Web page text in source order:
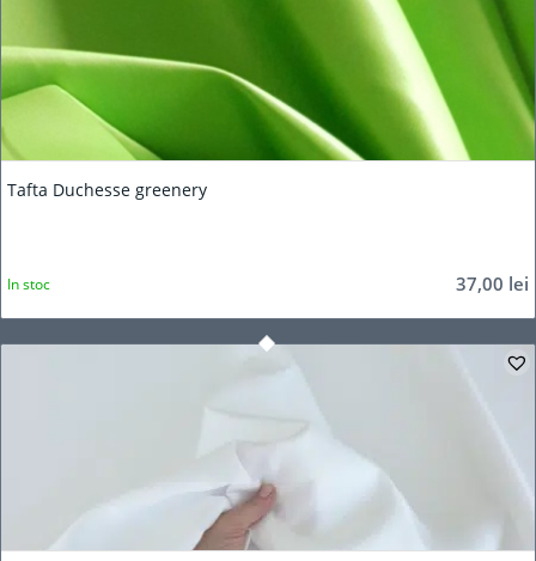
Tafta Duchesse greenery
37,00 lei
In stoc